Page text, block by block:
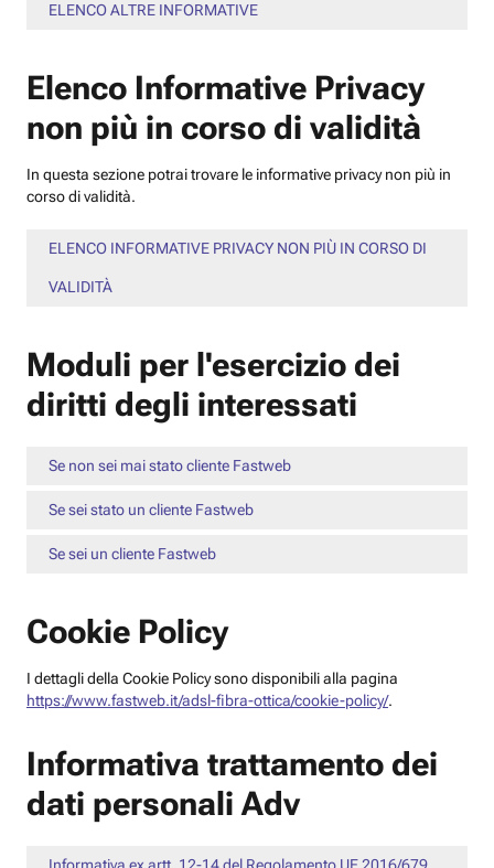
ELENCO ALTRE INFORMATIVE
Elenco Informative Privacy
non più in corso di validità
In questa sezione potrai trovare le informative privacy non più in
corso di validità.
ELENCO INFORMATIVE PRIVACY NON PIÙ IN CORSO DI
VALIDITÀ
Moduli per l'esercizio dei
diritti degli interessati
Se non sei mai stato cliente Fastweb
Se sei stato un cliente Fastweb
Se sei un cliente Fastweb
Cookie Policy
I dettagli della Cookie Policy sono disponibili alla pagina
https://www.fastweb.it/adsl-fibra-ottica/cookie-policy/.
Informativa trattamento dei
dati personali Adv